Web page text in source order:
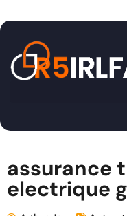
assurance
electrique